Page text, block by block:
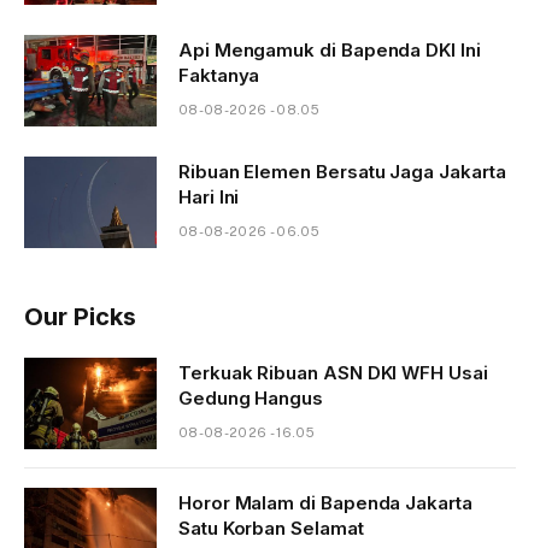
Api Mengamuk di Bapenda DKI Ini
Faktanya
08-08-2026 - 08.05
Ribuan Elemen Bersatu Jaga Jakarta
Hari Ini
08-08-2026 - 06.05
Our Picks
Terkuak Ribuan ASN DKI WFH Usai
Gedung Hangus
08-08-2026 - 16.05
Horor Malam di Bapenda Jakarta
Satu Korban Selamat